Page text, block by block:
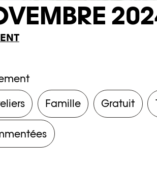
Famille Gratuit